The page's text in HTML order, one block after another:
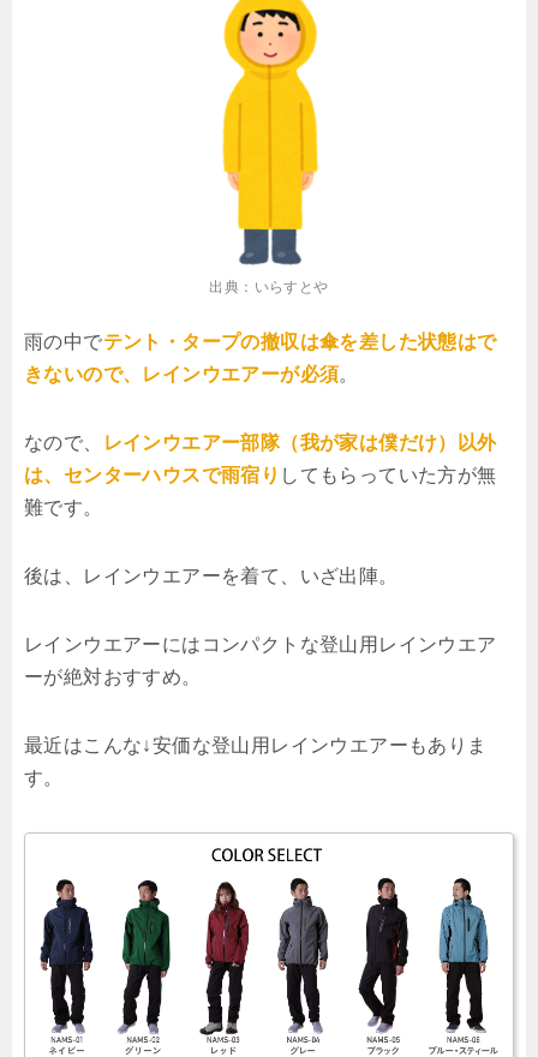
出典：いらすとや
雨の中でテント・タープの撤収は傘を差した状態はで
きないので、レインウエアーが必須。
なので、
レインウエアー部隊（我が家は僕だけ）以外
は、センターハウスで雨宿り してもらっていた方が無
難です。
後は、レインウエアーを着て、いざ出陣。
レインウエアーにはコンパクトな登山用レインウエア
ーが絶対おすすめ。
最近はこんな↓安価な登山用レインウエアーもありま
す。